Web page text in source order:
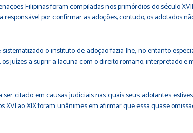
Filipinas foram compiladas nos primórdios do século
por confirmar as adoções, contudo, os adotados
o instituto de adoção fazia-lhe, no entanto
juízes a suprir a lacuna com o direito romano, interpretado e
citado em causas judiciais nas quais seus adotantes
XVI ao XIX foram unânimes em afirmar que essa quase